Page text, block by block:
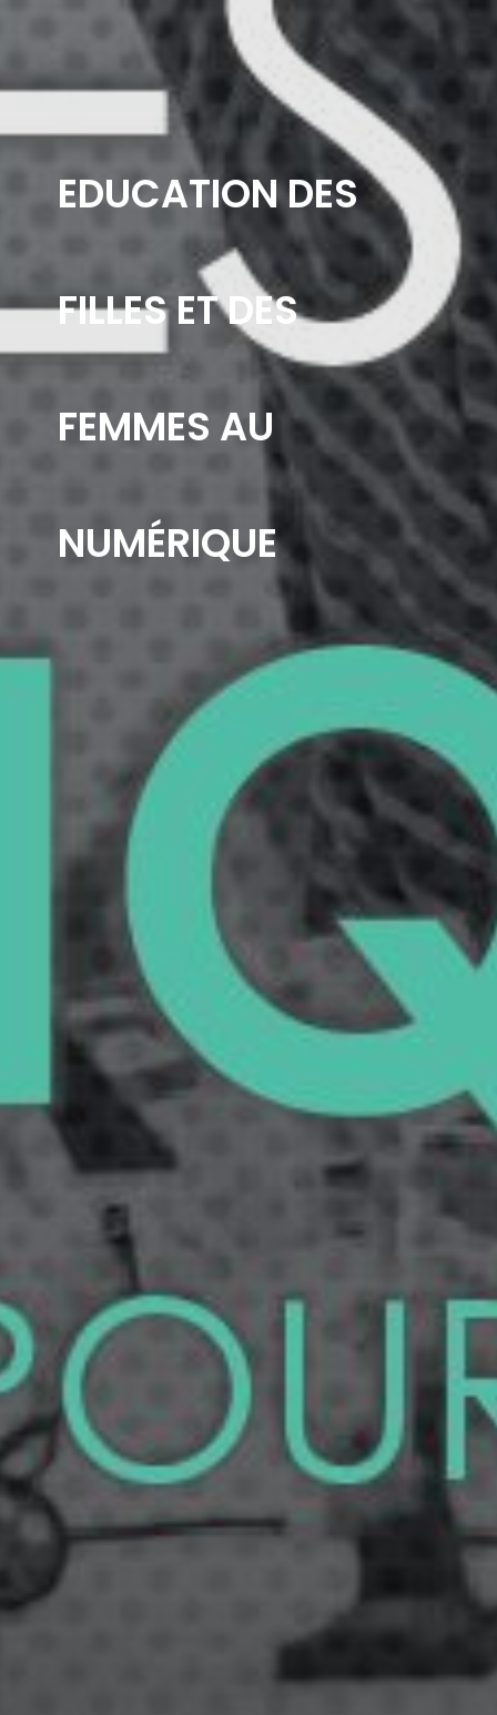
EDUCATION DES
FILLES ET DES
FEMMES AU
NUMÉRIQUE